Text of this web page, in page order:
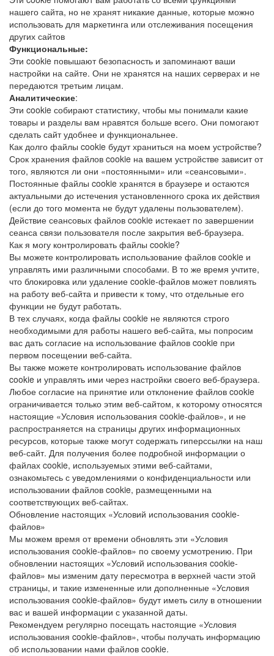
нашего сайта, но не хранят никакие данные, которые можно
использовать для маркетинга или отслеживания посещения
других сайтов
Функциональные:
Эти cookie повышают безопасность и запоминают ваши
настройки на сайте. Они не хранятся на наших серверах и не
передаются третьим лицам.
Аналитические:
Эти cookie собирают статистику, чтобы мы понимали какие
товары и разделы вам нравятся больше всего. Они помогают
сделать сайт удобнее и функциональнее.
Как долго файлы cookie будут храниться на моем устройстве?
Срок хранения файлов cookie на вашем устройстве зависит от
того, являются ли они «постоянными» или «сеансовыми».
Постоянные файлы cookie хранятся в браузере и остаются
актуальными до истечения установленного срока их действия
(если до того момента не будут удалены пользователем).
Действие сеансовых файлов cookie истекает по завершении
сеанса связи пользователя после закрытия веб-браузера.
Как я могу контролировать файлы cookie?
Вы можете контролировать использование файлов cookie и
управлять ими различными способами. В то же время учтите,
что блокировка или удаление cookie-файлов может повлиять
на работу веб-сайта и привести к тому, что отдельные его
функции не будут работать.
В тех случаях, когда файлы cookie не являются строго
необходимыми для работы нашего веб-сайта, мы попросим
вас дать согласие на использование файлов cookie при
первом посещении веб-сайта.
Вы также можете контролировать использование файлов
cookie и управлять ими через настройки своего веб-браузера.
Любое согласие на принятие или отклонение файлов cookie
ограничивается только этим веб-сайтом, к которому относятся
настоящие «Условия использования cookie-файлов», и не
распространяется на страницы других информационных
ресурсов, которые также могут содержать гиперссылки на наш
веб-сайт. Для получения более подробной информации о
файлах cookie, используемых этими веб-сайтами,
ознакомьтесь с уведомлениями о конфиденциальности или
использовании файлов cookie, размещенными на
соответствующих веб-сайтах.
Обновление настоящих «Условий использования cookie-
файлов»
Мы можем время от времени обновлять эти «Условия
использования cookie-файлов» по своему усмотрению. При
обновлении настоящих «Условий использования cookie-
файлов» мы изменим дату пересмотра в верхней части этой
страницы, и такие измененные или дополненные «Условия
использования cookie-файлов» будут иметь силу в отношении
вас и вашей информации с указанной даты.
Рекомендуем регулярно посещать настоящие «Условия
использования cookie-файлов», чтобы получать информацию
об использовании нами файлов cookie.